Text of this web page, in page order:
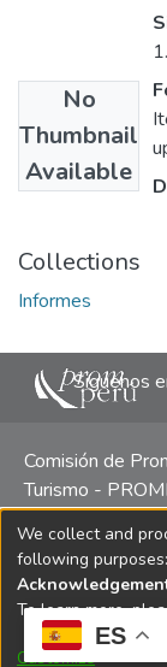
ES
No
Thumbnail
Available
Collections
Informes
Siguenos
Comisión de
Turismo -
Central
Oeste 50,
Lima
We collect and
following purposes:
To learn more,
Customize